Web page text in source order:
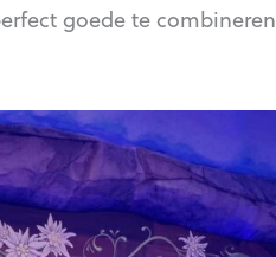
goede te